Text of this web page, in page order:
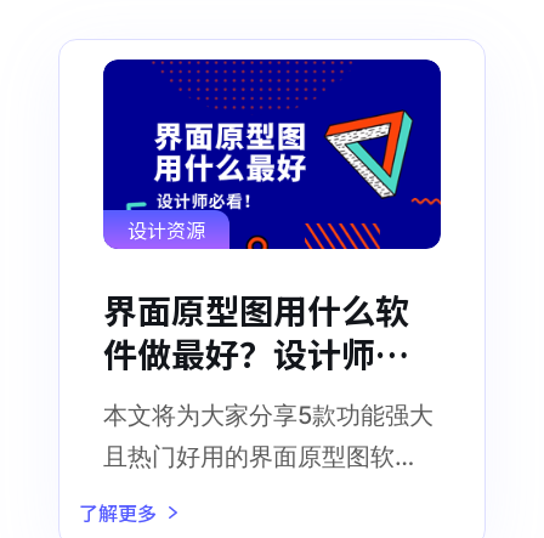
设计资源
界面原型图用什么软
件做最好？设计师必
看！
本文将为大家分享5款功能强大
且热门好用的界面原型图软
件，设计干货不可错过
了解更多